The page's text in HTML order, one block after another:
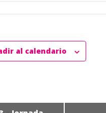
al calendario